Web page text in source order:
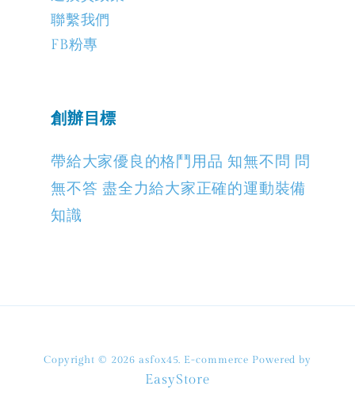
聯繫我們
FB粉專
創辦目標
帶給大家優良的格鬥用品 知無不問 問
無不答 盡全力給大家正確的運動裝備
知識
Copyright © 2026 asfox45. E-commerce Powered by
EasyStore